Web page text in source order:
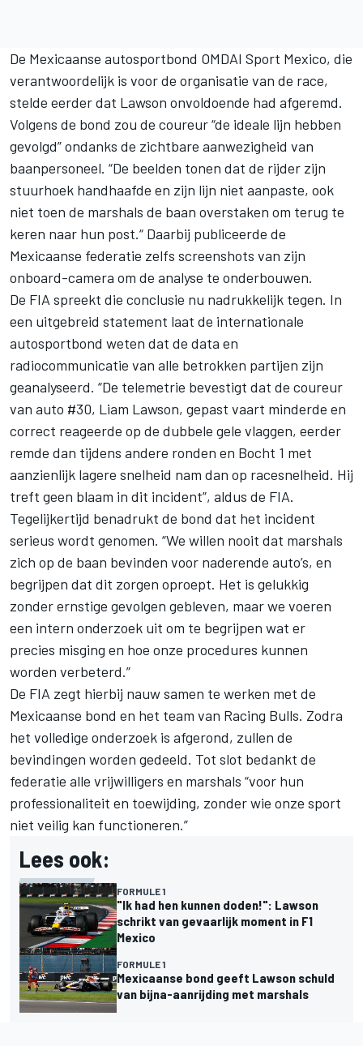
De Mexicaanse autosportbond OMDAI Sport Mexico, die
verantwoordelijk is voor de organisatie van de race,
stelde eerder dat Lawson onvoldoende had afgeremd.
Volgens de bond zou de coureur “de ideale lijn hebben
gevolgd” ondanks de zichtbare aanwezigheid van
baanpersoneel. “De beelden tonen dat de rijder zijn
stuurhoek handhaafde en zijn lijn niet aanpaste, ook
niet toen de marshals de baan overstaken om terug te
keren naar hun post.“ Daarbij publiceerde de
Mexicaanse federatie zelfs screenshots van zijn
onboard-camera om de analyse te onderbouwen.
De FIA spreekt die conclusie nu nadrukkelijk tegen. In
een uitgebreid statement laat de internationale
autosportbond weten dat de data en
radiocommunicatie van alle betrokken partijen zijn
geanalyseerd. “De telemetrie bevestigt dat de coureur
van auto #30, Liam Lawson, gepast vaart minderde en
correct reageerde op de dubbele gele vlaggen, eerder
remde dan tijdens andere ronden en Bocht 1 met
aanzienlijk lagere snelheid nam dan op racesnelheid. Hij
treft geen blaam in dit incident”, aldus de FIA.
Tegelijkertijd benadrukt de bond dat het incident
serieus wordt genomen. “We willen nooit dat marshals
zich op de baan bevinden voor naderende auto’s, en
begrijpen dat dit zorgen oproept. Het is gelukkig
zonder ernstige gevolgen gebleven, maar we voeren
een intern onderzoek uit om te begrijpen wat er
precies misging en hoe onze procedures kunnen
worden verbeterd.”
De FIA zegt hierbij nauw samen te werken met de
Mexicaanse bond en het team van Racing Bulls. Zodra
het volledige onderzoek is afgerond, zullen de
bevindingen worden gedeeld. Tot slot bedankt de
federatie alle vrijwilligers en marshals “voor hun
professionaliteit en toewijding, zonder wie onze sport
niet veilig kan functioneren.”
Lees ook:
FORMULE 1
"Ik had hen kunnen doden!": Lawson
schrikt van gevaarlijk moment in F1
Mexico
FORMULE 1
Mexicaanse bond geeft Lawson schuld
van bijna-aanrijding met marshals